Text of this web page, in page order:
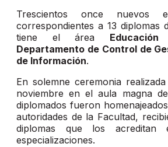
Trescientos once nuevos
correspondientes a 13 diplomas
tiene el área
Departamento de Control de
de Información.
En solemne ceremonia
noviembre en el aula magna
diplomados fueron
autoridades de la Facultad,
diplomas que los acreditan
especializaciones.